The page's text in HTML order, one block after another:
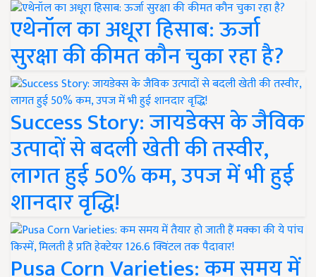
एथेनॉल का अधूरा हिसाब: ऊर्जा
सुरक्षा की कीमत कौन चुका रहा है?
Success Story: जायडेक्स के जैविक
उत्पादों से बदली खेती की तस्वीर,
लागत हुई 50% कम, उपज में भी हुई
शानदार वृद्धि!
Pusa Corn Varieties: कम समय में